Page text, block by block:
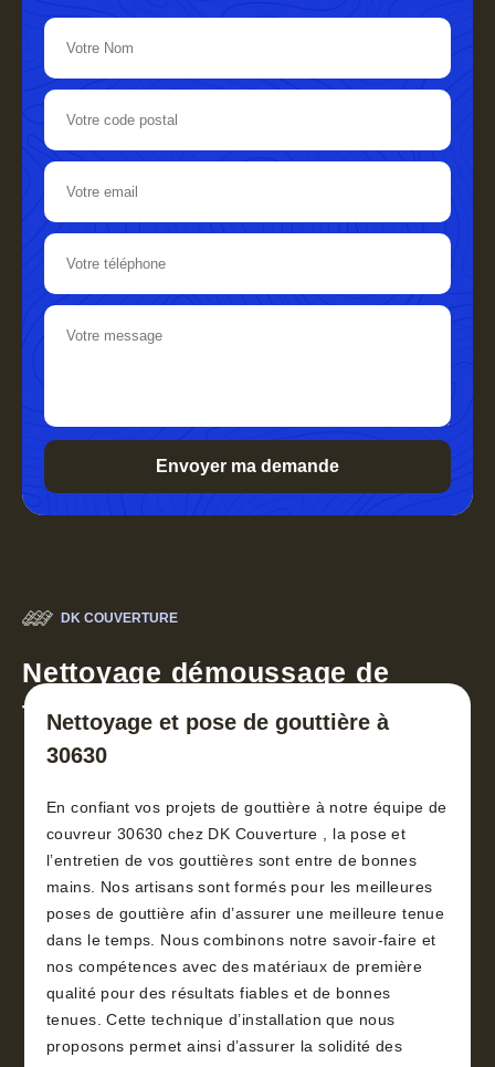
DK COUVERTURE
Nettoyage démoussage de
toiture 30
Nettoyage et pose de gouttière à
30630
En confiant vos projets de gouttière à notre équipe de
couvreur 30630 chez DK Couverture , la pose et
l’entretien de vos gouttières sont entre de bonnes
mains. Nos artisans sont formés pour les meilleures
poses de gouttière afin d’assurer une meilleure tenue
dans le temps. Nous combinons notre savoir-faire et
nos compétences avec des matériaux de première
qualité pour des résultats fiables et de bonnes
tenues. Cette technique d’installation que nous
proposons permet ainsi d’assurer la solidité des